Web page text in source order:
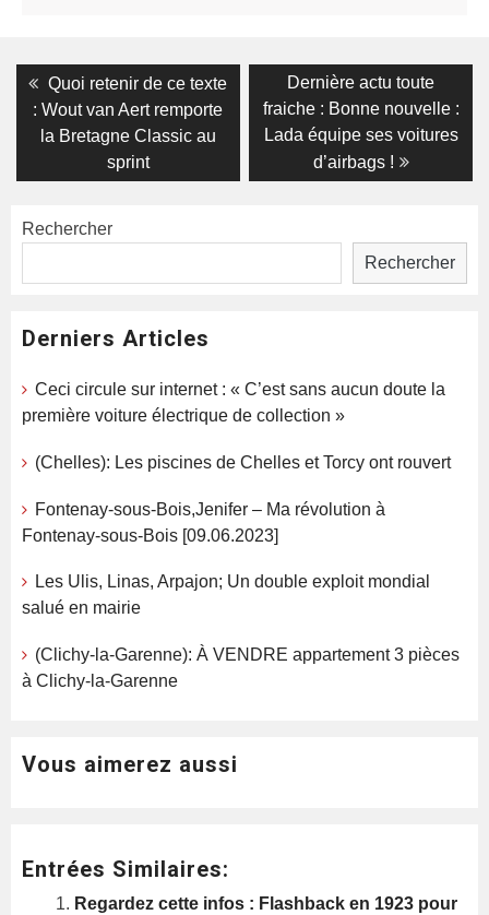
Navigation
de
l’article
Previous
post:
Quoi retenir de ce texte
: Wout van Aert remporte
la Bretagne Classic au
sprint
Next
post:
Dernière actu toute
fraiche : Bonne nouvelle :
Lada équipe ses voitures
d’airbags !
Rechercher
Rechercher
Derniers Articles
Ceci circule sur internet : « C’est sans aucun doute la
première voiture électrique de collection »
(Chelles): Les piscines de Chelles et Torcy ont rouvert
Fontenay-sous-Bois,Jenifer – Ma révolution à
Fontenay-sous-Bois [09.06.2023]
Les Ulis, Linas, Arpajon; Un double exploit mondial
salué en mairie
(Clichy-la-Garenne): À VENDRE appartement 3 pièces
à Clichy-la-Garenne
Vous aimerez aussi
Entrées Similaires:
Regardez cette infos : Flashback en 1923 pour